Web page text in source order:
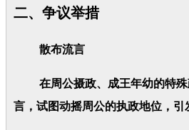
二、争议举措
散布流言
在周公摄政、成王年幼的特殊
言，试图动摇周公的执政地位，引